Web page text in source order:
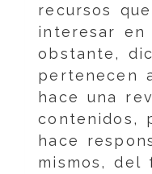
recursos
interesar en
obstante,
pertenecen
hace una
contenidos,
hace
mismos, del